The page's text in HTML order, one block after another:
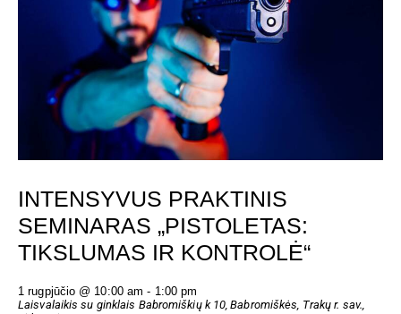
INTENSYVUS PRAKTINIS
SEMINARAS „PISTOLETAS:
TIKSLUMAS IR KONTROLĖ“
1 rugpjūčio @ 10:00 am - 1:00 pm
Laisvalaikis su ginklais Babromiškių k 10, Babromiškės, Trakų r. sav.,